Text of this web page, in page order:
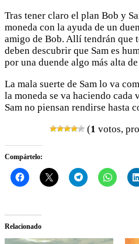
Tras tener claro el plan Bob y
moneda con la ayuda de un
amigo de Bob. Allí tendrán que
deben descubrir que Sam es
por una duende algo más alta
La mala suerte de Sam lo va
la moneda se va haciendo
Sam no piensan rendirse hasta
(1 votos,
Compártelo:
Relacionado